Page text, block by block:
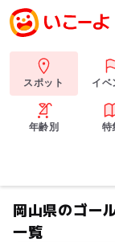
スポット イベ
年齢別 特
岡山県のゴー
一覧